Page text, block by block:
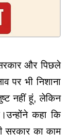
सरकार और पिछले
पर भी निशाना
नहीं हूं, लेकिन
कहा कि
सरकार का काम